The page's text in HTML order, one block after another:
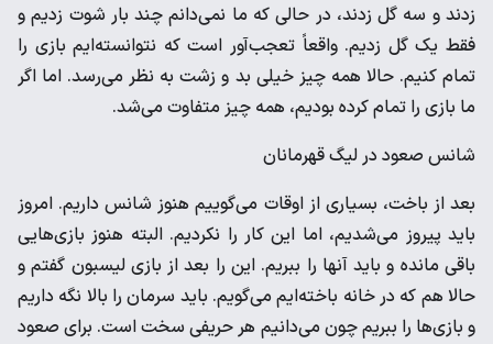
زدند و سه گل زدند، در حالی که ما نمی‌دانم چند بار شوت زدیم و
فقط یک گل زدیم. واقعاً تعجب‌آور است که نتوانسته‌ایم بازی را
تمام کنیم. حالا همه چیز خیلی بد و زشت به نظر می‌رسد. اما اگر
ما بازی را تمام کرده بودیم، همه چیز متفاوت می‌شد.
شانس صعود در لیگ قهرمانان
بعد از باخت، بسیاری از اوقات می‌گوییم هنوز شانس داریم. امروز
باید پیروز می‌شدیم، اما این کار را نکردیم. البته هنوز بازی‌هایی
باقی مانده و باید آنها را ببریم. این را بعد از بازی لیسبون گفتم و
حالا هم که در خانه باخته‌ایم می‌گویم. باید سرمان را بالا نگه داریم
و بازی‌ها را ببریم چون می‌دانیم هر حریفی سخت است. برای صعود